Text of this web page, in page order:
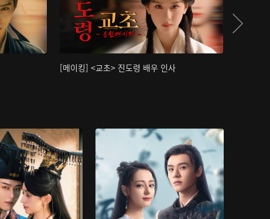
[메이킹] <교초> 진도령 배우 인사